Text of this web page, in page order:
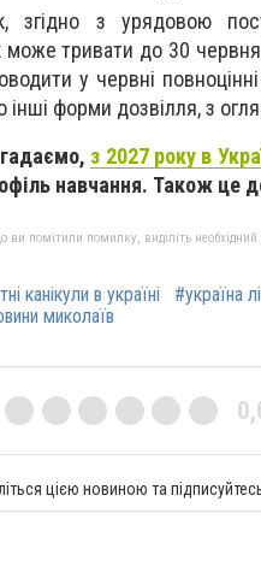
згідно з урядовою
може тривати до 30
у червні
інші форми дозвілля, з
з 2027 року в
навчання. Також це
ви помітили помилку, виділіть
канікули в україні #україна
миколаїв
цією новиною та